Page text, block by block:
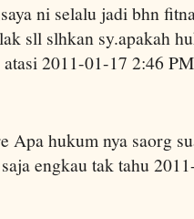
ni selalu jadi bhn
sll slhkan sy.apakah
2011-01-17 2:46 PM
Apa hukum nya saorg
engkau tak tahu